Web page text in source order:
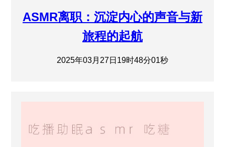
ASMR离职：沉淀内心的声音与新
旅程的起航
2025年03月27日19时48分01秒